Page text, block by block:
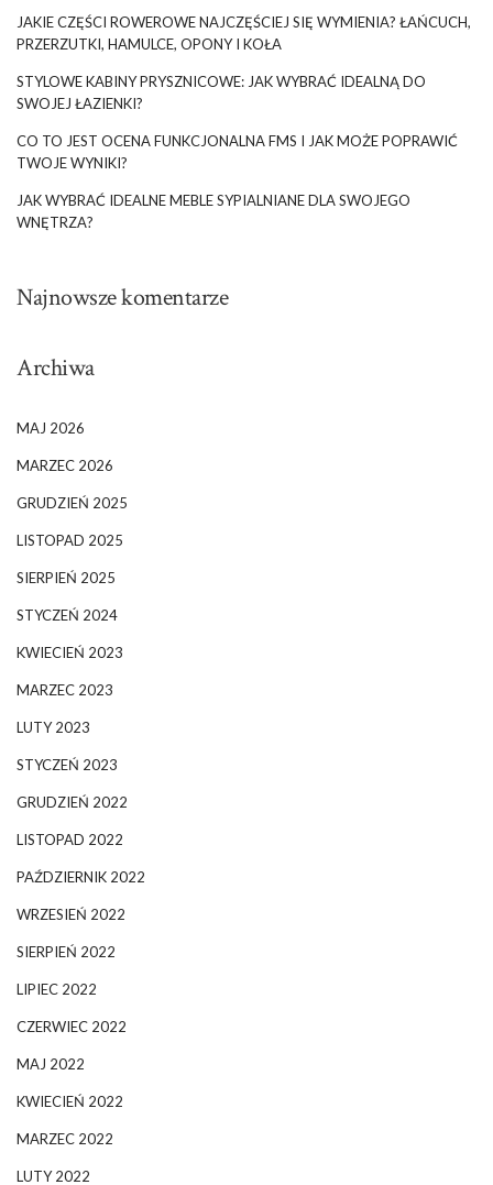
JAKIE CZĘŚCI ROWEROWE NAJCZĘŚCIEJ SIĘ WYMIENIA? ŁAŃCUCH,
PRZERZUTKI, HAMULCE, OPONY I KOŁA
STYLOWE KABINY PRYSZNICOWE: JAK WYBRAĆ IDEALNĄ DO
SWOJEJ ŁAZIENKI?
CO TO JEST OCENA FUNKCJONALNA FMS I JAK MOŻE POPRAWIĆ
TWOJE WYNIKI?
JAK WYBRAĆ IDEALNE MEBLE SYPIALNIANE DLA SWOJEGO
WNĘTRZA?
Najnowsze komentarze
Archiwa
MAJ 2026
MARZEC 2026
GRUDZIEŃ 2025
LISTOPAD 2025
SIERPIEŃ 2025
STYCZEŃ 2024
KWIECIEŃ 2023
MARZEC 2023
LUTY 2023
STYCZEŃ 2023
GRUDZIEŃ 2022
LISTOPAD 2022
PAŹDZIERNIK 2022
WRZESIEŃ 2022
SIERPIEŃ 2022
LIPIEC 2022
CZERWIEC 2022
MAJ 2022
KWIECIEŃ 2022
MARZEC 2022
LUTY 2022